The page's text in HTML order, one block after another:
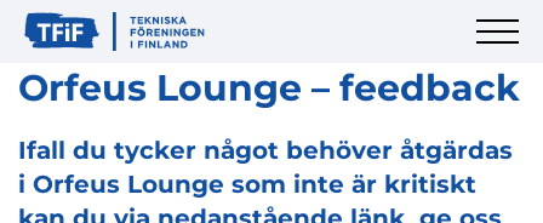
Orfeus Lounge – feedback
Ifall du tycker något behöver åtgärdas
i Orfeus Lounge som inte är kritiskt